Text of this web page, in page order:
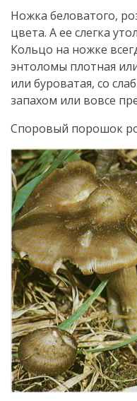
Ножка беловатого,
цвета. А ее слегка
Кольцо на ножке
энтоломы плотная
или буроватая, со
запахом или вовсе
Споровый порошок